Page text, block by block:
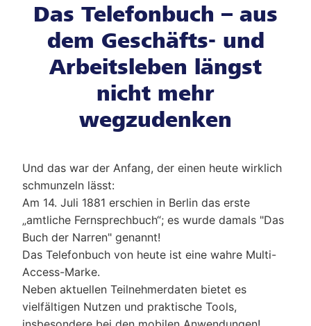
Das Telefonbuch – aus
dem Geschäfts- und
Arbeitsleben längst
nicht mehr
wegzudenken
Und das war der Anfang, der einen heute wirklich
schmunzeln lässt:
Am 14. Juli 1881 erschien in Berlin das erste
„amtliche Fernsprechbuch“; es wurde damals "Das
Buch der Narren" genannt!
Das Telefonbuch von heute ist eine wahre Multi-
Access-Marke.
Neben aktuellen Teilnehmerdaten bietet es
vielfältigen Nutzen und praktische Tools,